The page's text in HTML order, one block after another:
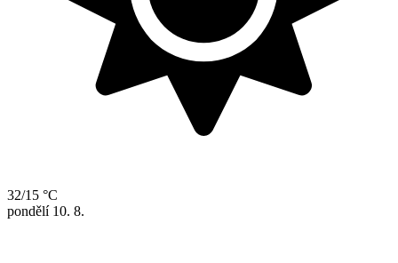
32/15 °C
pondělí 10. 8.